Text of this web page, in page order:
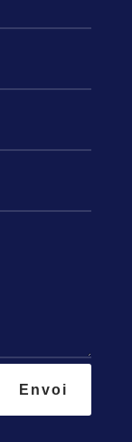
Envoi